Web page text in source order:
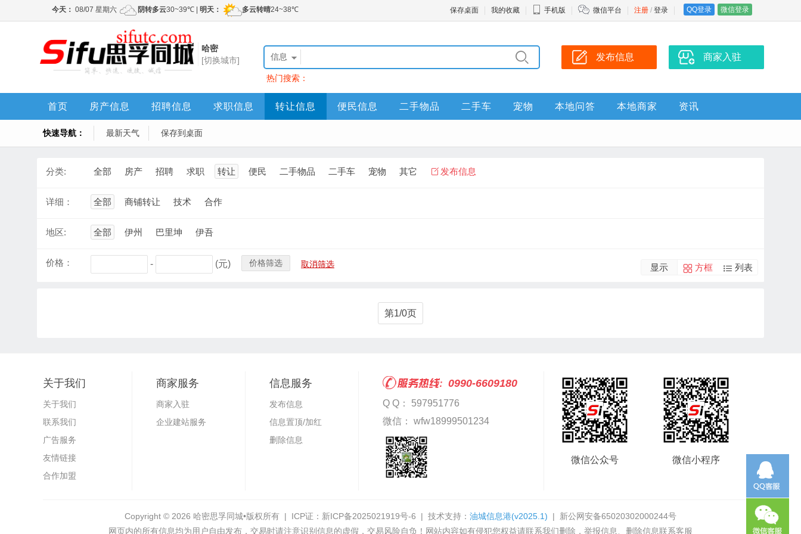
注册 / 登录 QQ登录 微信登录
保存桌面 我的收藏 手机版 微信平台
哈密
[切换城市]
信息
热门搜索：
发布信息 商家入驻
首页 房产信息 招聘信息 求职信息 转让信息 便民信息 二手物品 二手车 宠物 本地问答 本地商家 资讯
快速导航： 最新天气 保存到桌面
分类: 全部 房产 招聘 求职 转让 便民 二手物品 二手车 宠物 其它 发布信息
详细： 全部 商铺转让 技术 合作
地区: 全部 伊州 巴里坤 伊吾
价格： - (元) 价格筛选 取消筛选 显示 方框 列表
第1/0页
关于我们
关于我们
联系我们
广告服务
友情链接
合作加盟
商家服务
商家入驻
企业建站服务
信息服务
发布信息
信息置顶/加红
删除信息
0990-6609180
Q Q： 597951776
微信： wfw18999501234
微信公众号 微信小程序
Copyright © 2026 哈密思孚同城•版权所有 | ICP证： 新ICP备2025021919号-6 | 技术支持： 油城信息港(v2025.1) | 新公网安备65020302000244号
网页内的所有信息均为用户自由发布，交易时请注意识别信息的虚假，交易风险自负！网站内容如有侵犯您权益请联系我们删除，举报信息、删除信息联系客服